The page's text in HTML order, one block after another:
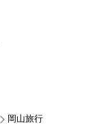
岡山旅行